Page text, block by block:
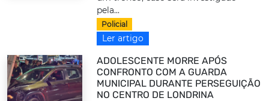
pela...
Policial
Ler artigo
ADOLESCENTE MORRE APÓS
CONFRONTO COM A GUARDA
MUNICIPAL DURANTE PERSEGUIÇÃO
NO CENTRO DE LONDRINA